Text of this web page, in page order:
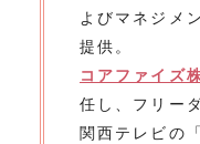
よびマネジメ
提供。
コアファイズ
任し、フリー
関西テレビの